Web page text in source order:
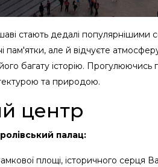
стають дедалі популярнішими
пам'ятки, але й відчуєте
багату історію.
та природою.
центр
палац:
площі, історичного серця